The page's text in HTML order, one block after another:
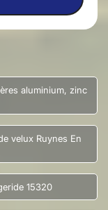
aluminium, zinc
velux Ruynes En
15320